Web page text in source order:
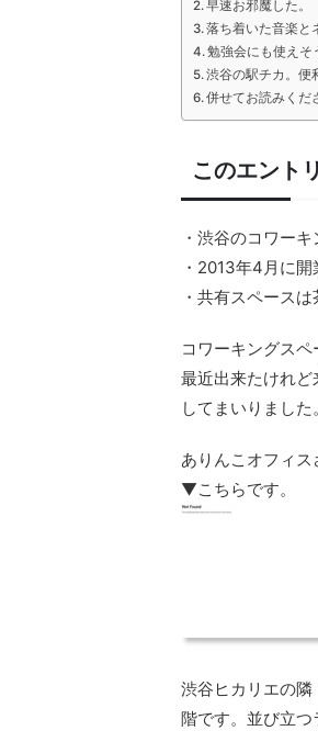
早速お邪魔した。
落ち着いた音楽と
勉強会にも使えそ
渋谷の駅チカ。便
併せてお読みくだ
このエント
・渋谷のコワー
・2013年4月に
・共有スペース
コワーキングスペ
最近出来たけれ
してまいりました。
ありんこオフィ
▼こちらです。
渋谷ヒカリエの
階です。並び立つ